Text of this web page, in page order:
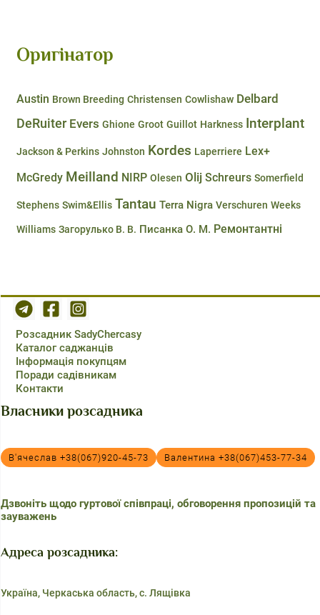
Оригінатор
Austin Brown Breeding Christensen Cowlishaw Delbard
DeRuiter Evers Ghione Groot Guillot Harkness Interplant
Jackson & Perkins Johnston Kordes Laperriere Lex+
McGredy Meilland NIRP Olesen Olij Schreurs Somerfield
Stephens Swim&Ellis Tantau Terra Nigra Verschuren Weeks
Williams Загорулько В. В. Писанка О. М. Ремонтантні
Розсадник SadyChercasy
Каталог саджанців
Інформація покупцям
Поради садівникам
Контакти
Власники розсадника
В'ячеслав +38(067)920-45-73 Валентина +38(067)453-77-34
Дзвоніть щодо гуртової співпраці, обговорення пропозицій та
зауважень
Адреса розсадника:
Україна, Черкаська область, с. Лящівка